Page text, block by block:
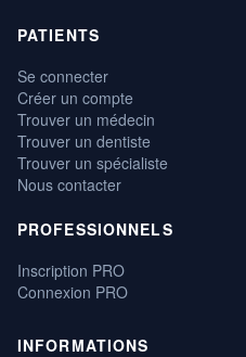
PATIENTS
Se connecter
Créer un compte
Trouver un médecin
Trouver un dentiste
Trouver un spécialiste
Nous contacter
PROFESSIONNELS
Inscription PRO
Connexion PRO
INFORMATIONS